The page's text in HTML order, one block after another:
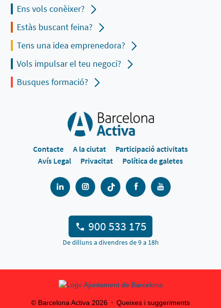
Ens vols conèixer?
Estàs buscant feina?
Tens una idea emprenedora?
Vols impulsar el teu negoci?
Busques formació?
Contacte A la ciutat
Participació activitats
Avís Legal
Privacitat Política de galetes
900 533 175
De dilluns a divendres de 9 a 18h
© Barcelona Activa 2026 Queixes i suggeriments